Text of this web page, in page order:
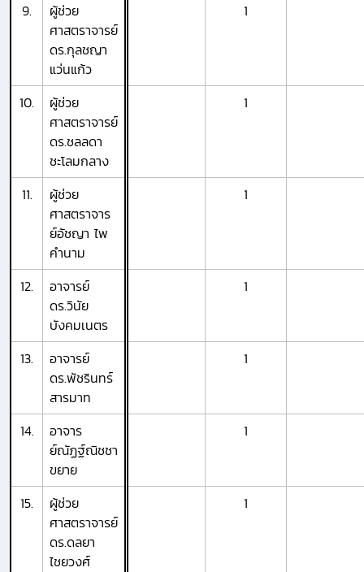
9.
ผู้ช่วย
ศาสตราจารย์
ดร.กุลชญา
แว่นแก้ว
1
10.
ผู้ช่วย
ศาสตราจารย์
ดร.ชลลดา
ชะโลมกลาง
1
11.
ผู้ช่วย
ศาสตราจาร
ย์อัชญา ไพ
คำนาม
1
12.
อาจารย์
ดร.วินัย
บังคมเนตร
1
13.
อาจารย์
ดร.พัชรินทร์
สารมาท
1
14.
อาจาร
ย์ณัฏฐ์ณิชชา
ขยาย
1
15.
ผู้ช่วย
ศาสตราจารย์
ดร.ดลยา
ไชยวงศ์
1